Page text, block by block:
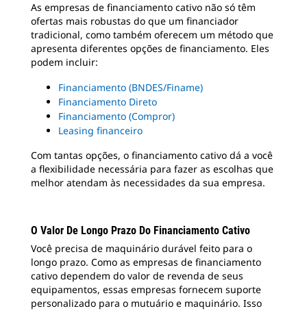
As empresas de financiamento cativo não só têm
ofertas mais robustas do que um financiador
tradicional, como também oferecem um método que
apresenta diferentes opções de financiamento. Eles
podem incluir:
Financiamento (BNDES/Finame)
Financiamento Direto
Financiamento (Compror)
Leasing financeiro
Com tantas opções, o financiamento cativo dá a você
a flexibilidade necessária para fazer as escolhas que
melhor atendam às necessidades da sua empresa.
O Valor De Longo Prazo Do Financiamento Cativo
Você precisa de maquinário durável feito para o
longo prazo. Como as empresas de financiamento
cativo dependem do valor de revenda de seus
equipamentos, essas empresas fornecem suporte
personalizado para o mutuário e maquinário. Isso